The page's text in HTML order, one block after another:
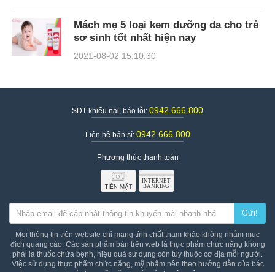
Mách mẹ 5 loại kem dưỡng da cho trẻ
sơ sinh tốt nhất hiện nay
2021-08-02 15:10:30
SDT khiếu nại, báo lỗi: 0942.666.800
Liên hệ bán sỉ: 0942.666.800
Phương thức thanh toán
Gửi!
Mọi thông tin trên website chỉ mang tính chất tham khảo không nhằm mục
đích quảng cáo. Các sản phẩm bán trên web là thực phẩm chức năng không
phải là thuốc chữa bệnh, hiệu quả sử dụng còn tùy thuộc cơ địa mỗi người.
Việc sử dụng thực phẩm chức năng, mỹ phẩm nên theo hướng dẫn của bác